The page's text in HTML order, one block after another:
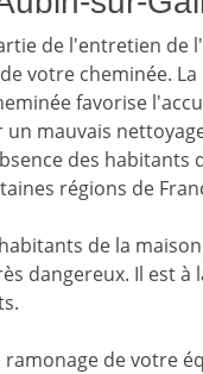
de l'entretien de
votre cheminée.
favorise
mauvais
des habitants
régions de
de la
dangereux. Il est
de votre